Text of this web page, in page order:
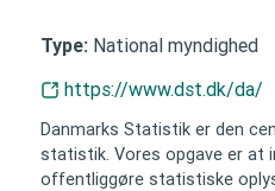
Type: National myndighed
https://www.dst.dk/da/
Danmarks Statistik er den
statistik. Vores opgave er at
offentliggøre statistiske